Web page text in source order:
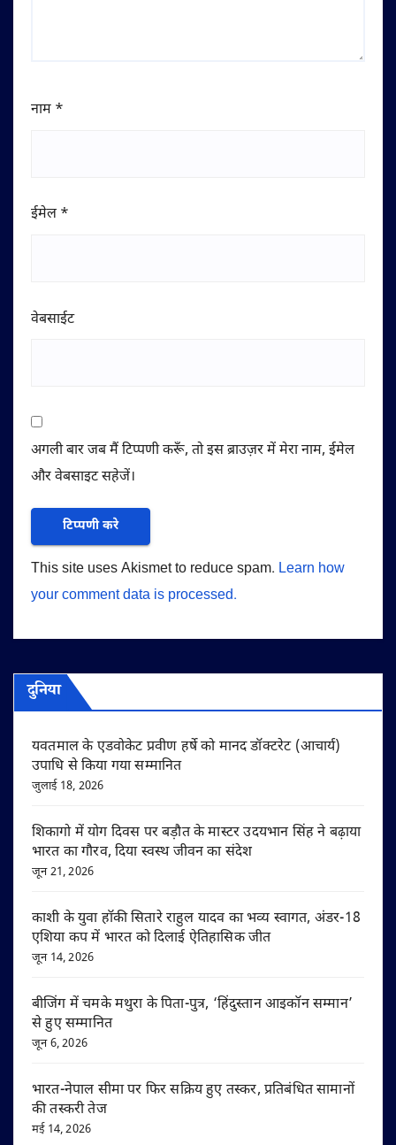
नाम *
ईमेल *
वेबसाईट
अगली बार जब मैं टिप्पणी करूँ, तो इस ब्राउज़र में मेरा नाम, ईमेल
और वेबसाइट सहेजें।
This site uses Akismet to reduce spam. Learn how
your comment data is processed.
दुनिया
यवतमाल के एडवोकेट प्रवीण हर्षे को मानद डॉक्टरेट (आचार्य)
उपाधि से किया गया सम्मानित
जुलाई 18, 2026
शिकागो में योग दिवस पर बड़ौत के मास्टर उदयभान सिंह ने बढ़ाया
भारत का गौरव, दिया स्वस्थ जीवन का संदेश
जून 21, 2026
काशी के युवा हॉकी सितारे राहुल यादव का भव्य स्वागत, अंडर-18
एशिया कप में भारत को दिलाई ऐतिहासिक जीत
जून 14, 2026
बीजिंग में चमके मथुरा के पिता-पुत्र, ‘हिंदुस्तान आइकॉन सम्मान’
से हुए सम्मानित
जून 6, 2026
भारत-नेपाल सीमा पर फिर सक्रिय हुए तस्कर, प्रतिबंधित सामानों
की तस्करी तेज
मई 14, 2026